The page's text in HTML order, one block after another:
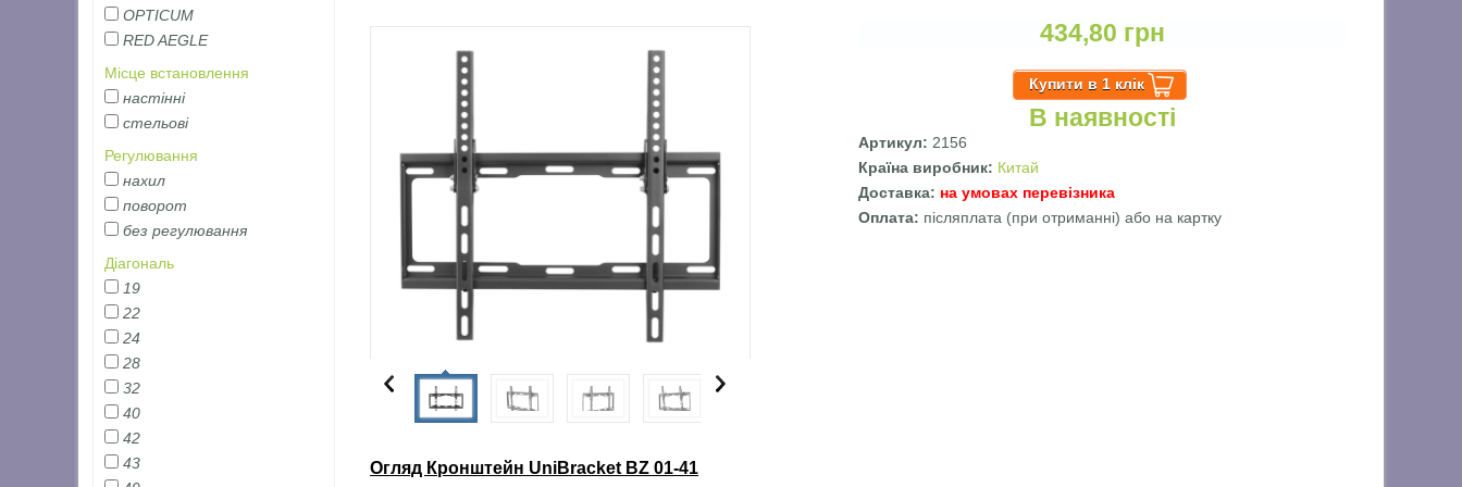
434,80 грн
В наявності
Артикул:2156
Країна виробник: Китай
Доставка: на умовах перевізника
Оплата: післяплата (при отриманні) або на картку
Огляд Кронштейн UniBracket BZ 01-41
OPTICUM
RED AEGLE
Місце встановлення
настінні
стельові
Регулювання
нахил
поворот
без регулювання
Діагональ
19
22
24
28
32
40
42
43